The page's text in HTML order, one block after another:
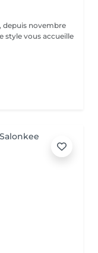
depuis novembre
style vous accueille